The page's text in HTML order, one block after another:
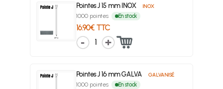
Pointes J 15 mm INOX INOX
1000 pointes En stock
16.90€ TTC
1
Pointes J 16 mm GALVA GALVANISÉ
1000 pointes En stock